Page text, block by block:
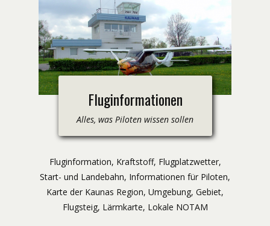
​Fluginformationen
Alles, was Piloten wissen sollen
​Fluginformation, Kraftstoff, Flugplatzwetter,
Start- und Landebahn, Informationen für Piloten,
Karte der Kaunas Region, Umgebung, Gebiet,
Flugsteig, Lärmkarte, Lokale NOTAM